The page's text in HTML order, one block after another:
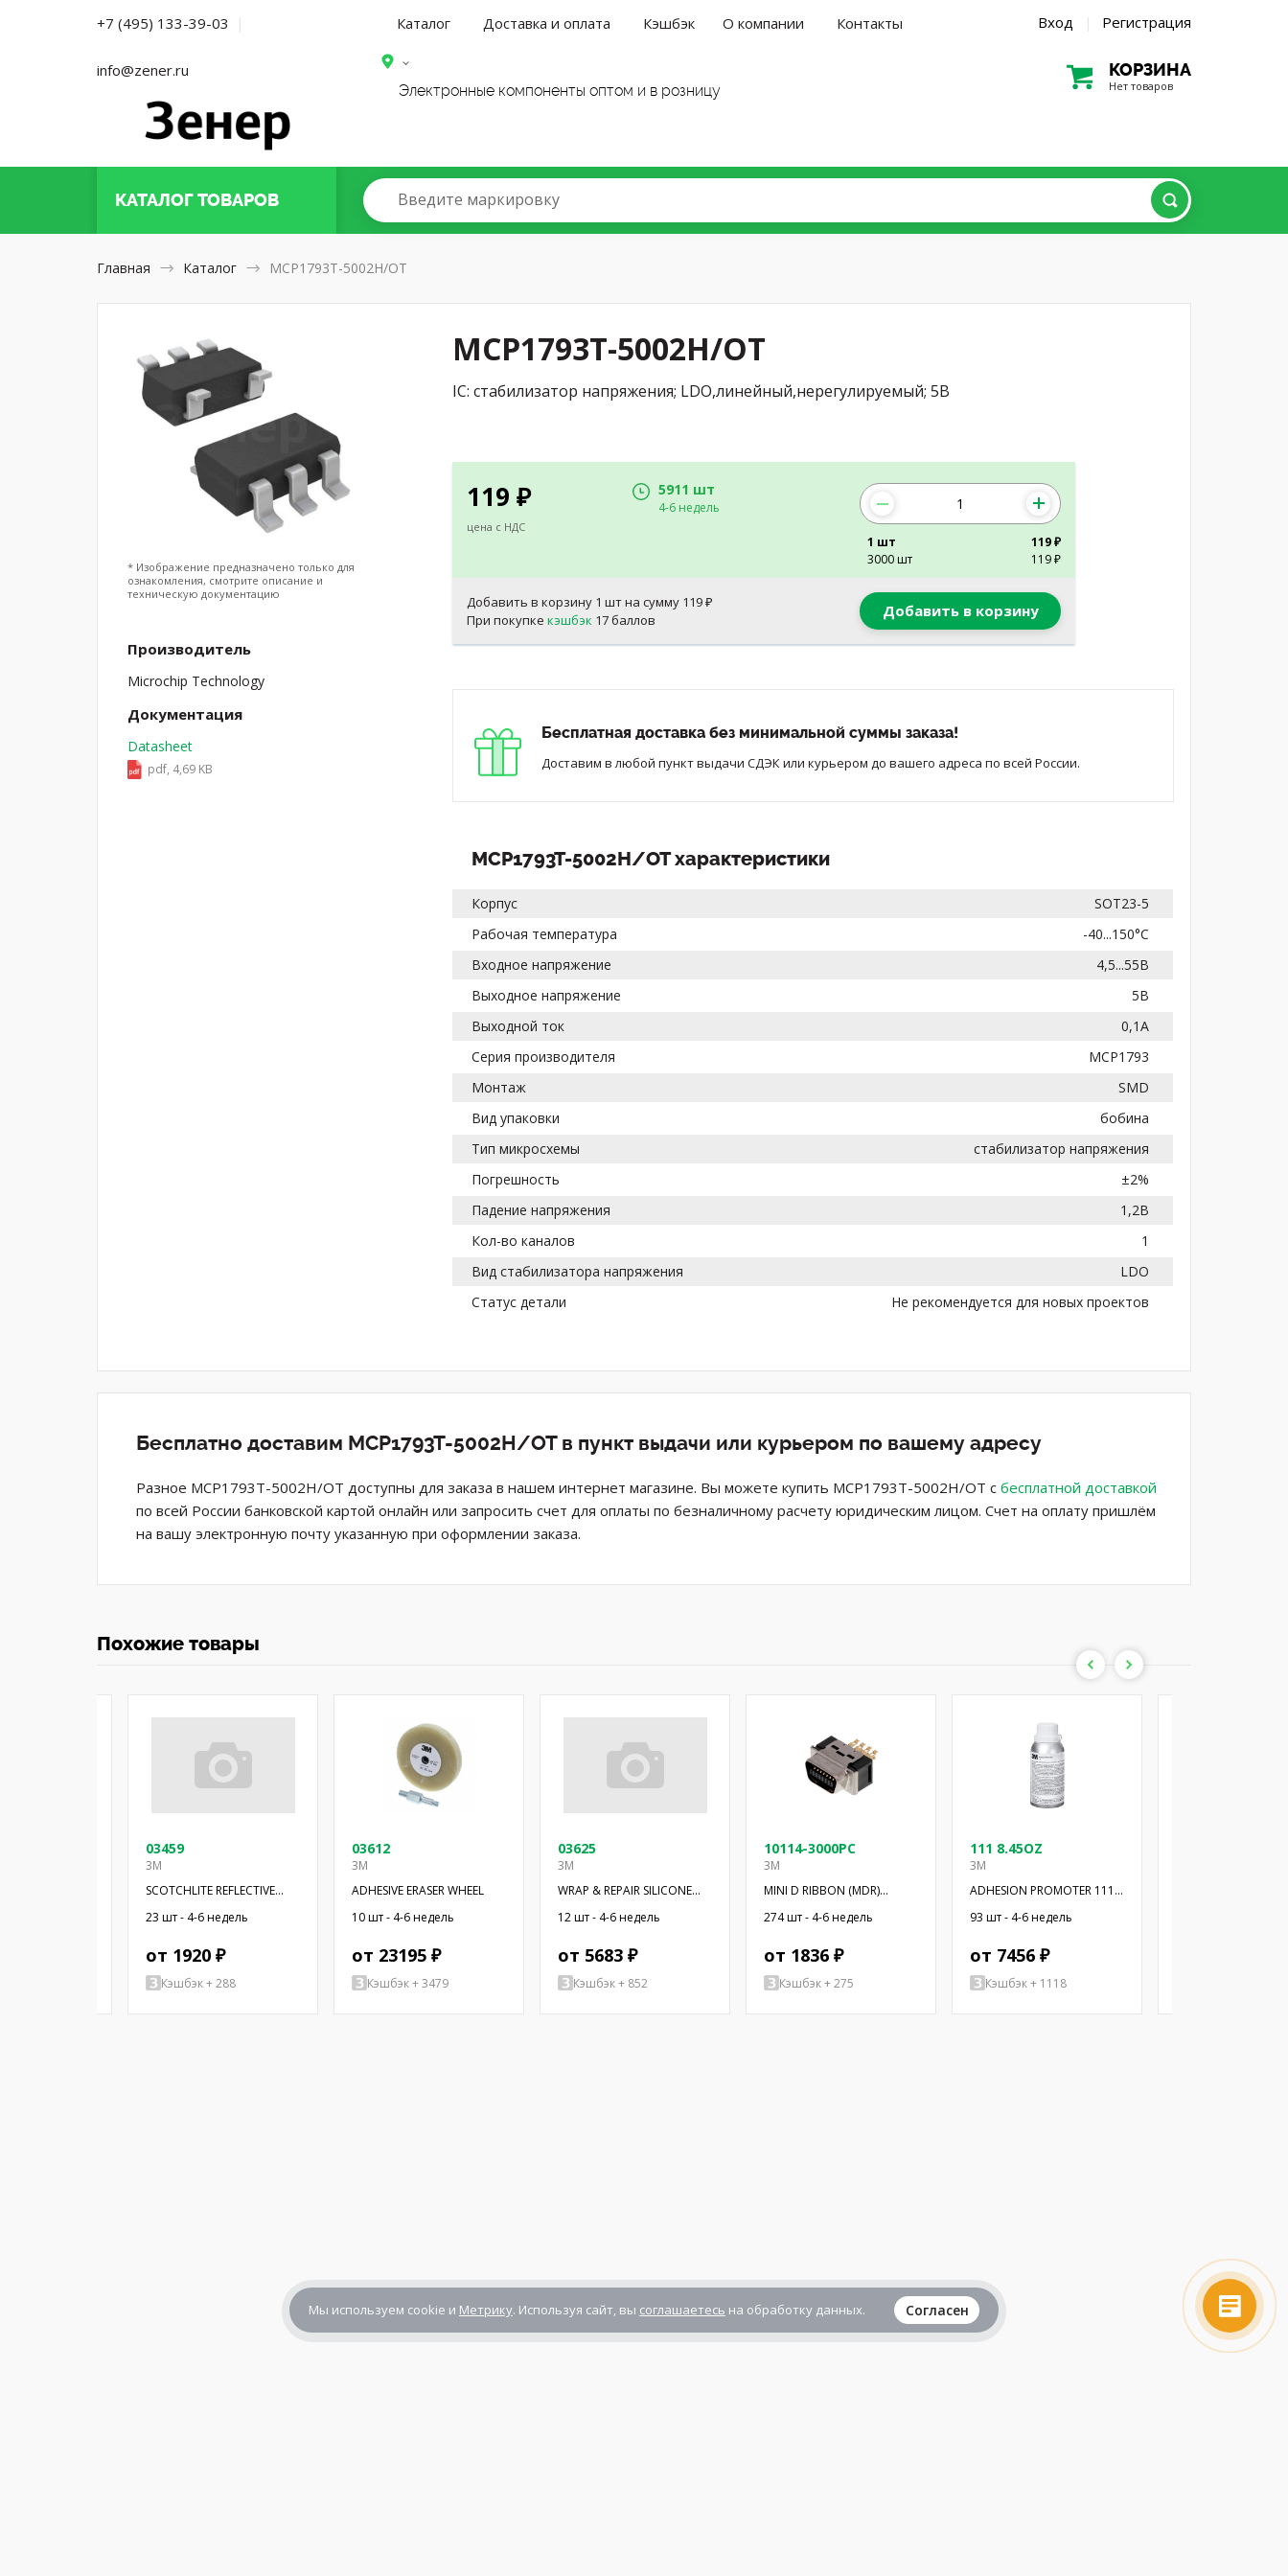
+7 (495) 133-39-03 |
info@zener.ru
Каталог Доставка и оплата Кэшбэк О компании Контакты Вход | Регистрация
Электронные компоненты оптом и в розницу
КОРЗИНА
Нет товаров
КАТАЛОГТОВАРОВ Введите маркировку
Главная Каталог MCP1793T-5002H/OT
MCP1793T-5002H/OT
IC: стабилизатор напряжения; LDO,линейный,нерегулируемый; 5В
119 ₽
цена с НДС
5911 шт
4-6 недель
1 шт
119 ₽
3000 шт
119 ₽
Добавить в корзину 1 шт на сумму 119 ₽
При покупкекэшбэк 17 баллов Добавить в корзину
Бесплатная доставка без минимальной суммы заказа!
Доставим в любой пункт выдачи СДЭК или курьером до вашего адреса по всей России.
MCP1793T-5002H/OT характеристики
Корпус
SOT23-5
Рабочая температура
-40...150°C
Входное напряжение
4,5...55В
Выходное напряжение
5В
Выходной ток
0,1А
Серия производителя
MCP1793
Монтаж
SMD
Вид упаковки
бобина
Тип микросхемы
стабилизатор напряжения
Погрешность
±2%
Падение напряжения
1,2В
Кол-во каналов
1
Вид стабилизатора напряжения
LDO
Статус детали
Не рекомендуется для новых проектов
* Изображение предназначено только для
ознакомления, смотрите описание и
техническую документацию
Производитель
Microchip Technology
Документация
Datasheet
pdf, 4,69 KB
Бесплатно доставим MCP1793T-5002H/OT в пункт выдачи или курьером по вашему адресу
Разное MCP1793T-5002H/OT доступны для заказа в нашем интернет магазине. Вы можете купить MCP1793T-5002H/OT с бесплатной доставкой
по всей России банковской картой онлайн или запросить счет для оплаты по безналичному расчету юридическим лицом. Счет на оплату пришлём
на вашу электронную почту указанную при оформлении заказа.
Похожие товары
03459
3M
SCOTCHLITE REFLECTIVE
TAPE
23 шт - 4-6 недель
от 1920 ₽
Кэшбэк + 288
03612
3M
ADHESIVE ERASER WHEEL
10 шт - 4-6 недель
от 23195 ₽
Кэшбэк + 3479
03625
3M
WRAP & REPAIR SILICONE
TAPE
12 шт - 4-6 недель
от 5683 ₽
Кэшбэк + 852
10114-3000PC
3M
MINI D RIBBON (MDR)
CONNECTORS 1
274 шт - 4-6 недель
от 1836 ₽
Кэшбэк + 275
111 8.45OZ
3M
ADHESION PROMOTER 111
250 ML 4 E
93 шт - 4-6 недель
от 7456 ₽
Кэшбэк + 1118
Мы используем cookie и Метрику. Используя сайт, вы соглашаетесь на обработку данных. Согласен